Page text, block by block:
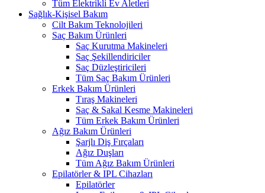
Tüm Elektrikli Ev Aletleri
Sağlık-Kişisel Bakım
Cilt Bakım Teknolojileri
Saç Bakım Ürünleri
Saç Kurutma Makineleri
Saç Şekillendiriciler
Saç Düzleştiricileri
Tüm Saç Bakım Ürünleri
Erkek Bakım Ürünleri
Tıraş Makineleri
Saç & Sakal Kesme Makineleri
Tüm Erkek Bakım Ürünleri
Ağız Bakım Ürünleri
Şarjlı Diş Fırçaları
Ağız Duşları
Tüm Ağız Bakım Ürünleri
Epilatörler & IPL Cihazları
Epilatörler